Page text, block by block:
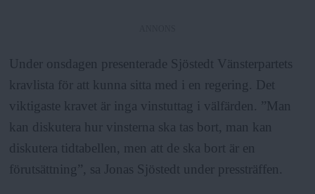
Under onsdagen presenterade Sjöstedt Vänsterpartets
kravlista för att kunna sitta med i en regering. Det
viktigaste kravet är inga vinstuttag i välfärden. ”Man
kan diskutera hur vinsterna ska tas bort, man kan
diskutera tidtabellen, men att de ska bort är en
förutsättning”, sa Jonas Sjöstedt under pressträffen.